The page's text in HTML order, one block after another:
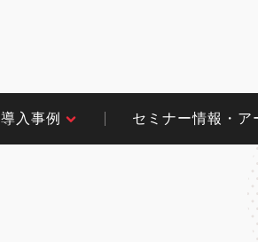
導入事例​ セミナー情報・ア